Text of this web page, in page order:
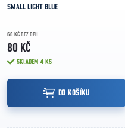
SMALL LIGHT BLUE
66 KČ BEZ DPH
80 KČ
SKLADEM 4 KS
DO KOŠÍKU